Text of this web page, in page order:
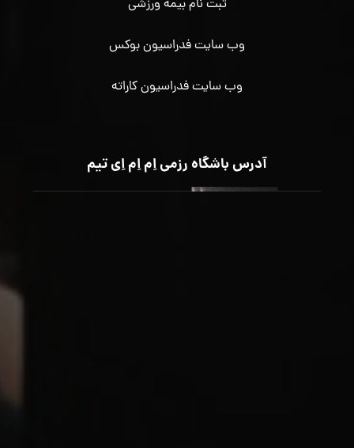
ثبت نام بیمه ورزشی
وب سایت فدراسیون بوکس
وب سایت فدراسیون کاراته
آدرس باشگاه رزمی اِم اِم اِی تیم